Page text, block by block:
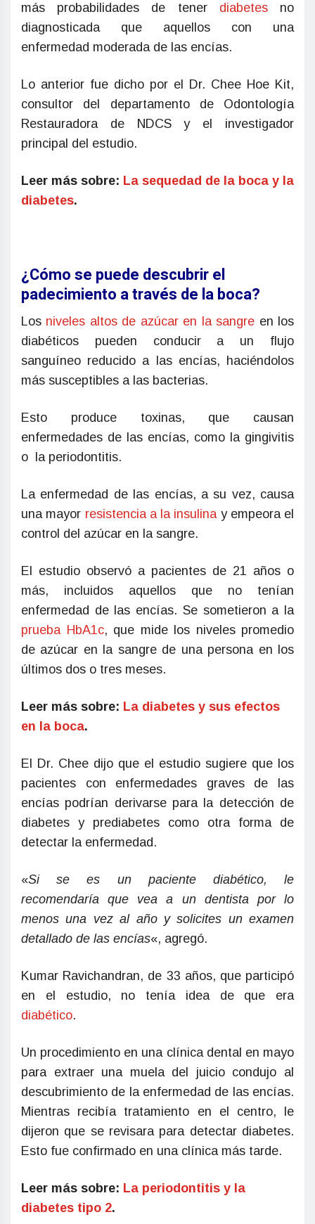
más probabilidades de tener diabetesno
diagnosticada que aquellos con una
enfermedad moderada de las encías.
Lo anterior fue dicho por el Dr. Chee Hoe Kit,
consultor del departamento de Odontología
Restauradora de NDCS y el investigador
principal del estudio.
Leer más sobre: La sequedad de la boca y la
diabetes.
¿Cómo se puede descubrir el
padecimiento a través de la boca?
Los niveles altos de azúcar en la sangre en los
diabéticos pueden conducir a un flujo
sanguíneo reducido a las encías, haciéndolos
más susceptibles a las bacterias.
Esto produce toxinas, que causan
enfermedades de las encías, como la gingivitis
o la periodontitis.
La enfermedad de las encías, a su vez, causa
una mayor resistencia a la insulinay empeora el
control del azúcar en la sangre.
El estudio observó a pacientes de 21 años o
más, incluidos aquellos que no tenían
enfermedad de las encías. Se sometieron a la
prueba HbA1c, que mide los niveles promedio
de azúcar en la sangre de una persona en los
últimos dos o tres meses.
Leer más sobre: La diabetes y sus efectos
en la boca.
El Dr. Chee dijo que el estudio sugiere que los
pacientes con enfermedades graves de las
encías podrían derivarse para la detección de
diabetes y prediabetes como otra forma de
detectar la enfermedad.
«Si se es un paciente diabético, le
recomendaría que vea a un dentista por lo
menos una vez al año y solicites un examen
detallado de las encías«, agregó.
Kumar Ravichandran, de 33 años, que participó
en el estudio, no tenía idea de que era
diabético.
Un procedimiento en una clínica dental en mayo
para extraer una muela del juicio condujo al
descubrimiento de la enfermedad de las encías.
Mientras recibía tratamiento en el centro, le
dijeron que se revisara para detectar diabetes.
Esto fue confirmado en una clínica más tarde.
Leer más sobre: La periodontitis y la
diabetes tipo 2.